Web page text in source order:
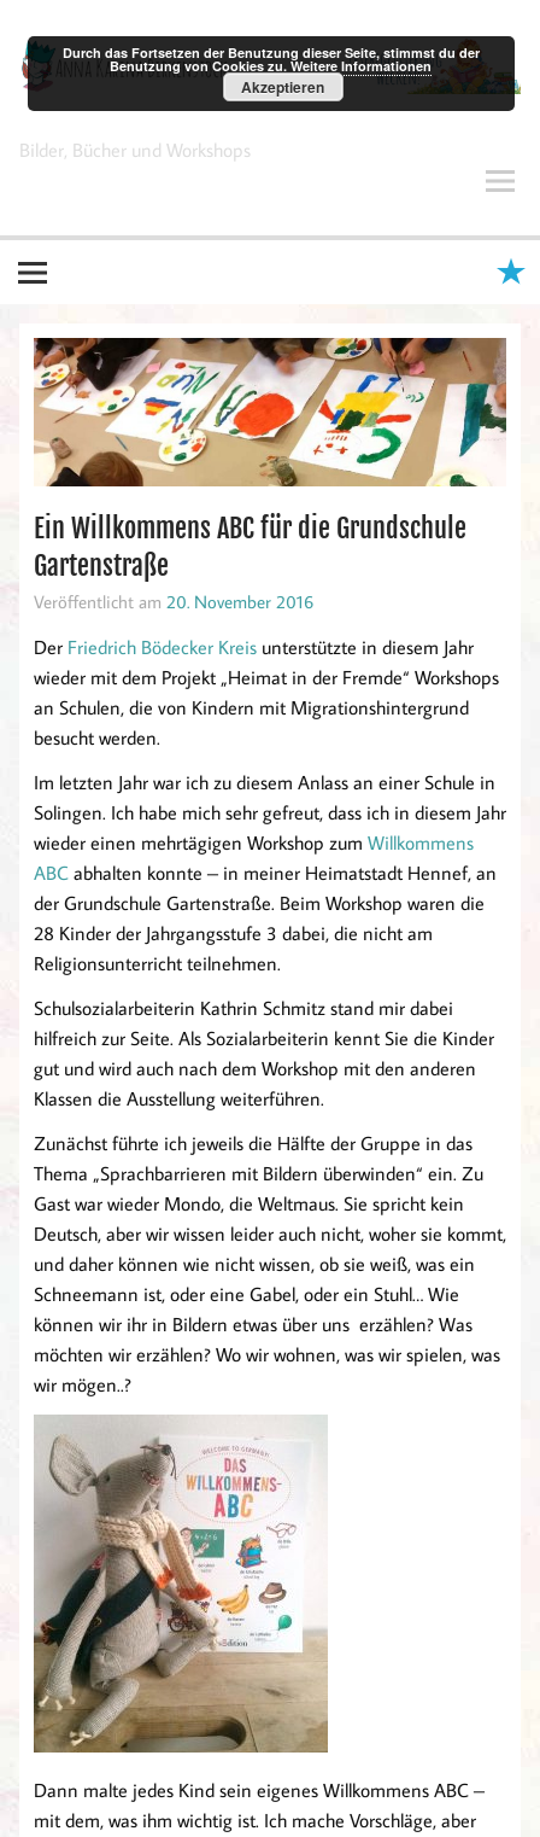
springen
Anna Karina Birkenstock
Bilder, Bücher und Workshops
Ein Willkommens ABC für die Grundschule
Gartenstraße
Veröffentlicht am 20. November 2016
Der Friedrich Bödecker Kreis unterstützte in diesem Jahr
wieder mit dem Projekt „Heimat in der Fremde“ Workshops
an Schulen, die von Kindern mit Migrationshintergrund
besucht werden.
Im letzten Jahr war ich zu diesem Anlass an einer Schule in
Solingen. Ich habe mich sehr gefreut, dass ich in diesem Jahr
wieder einen mehrtägigen Workshop zum Willkommens
ABC abhalten konnte – in meiner Heimatstadt Hennef, an
der Grundschule Gartenstraße. Beim Workshop waren die
28 Kinder der Jahrgangsstufe 3 dabei, die nicht am
Religionsunterricht teilnehmen.
Schulsozialarbeiterin Kathrin Schmitz stand mir dabei
hilfreich zur Seite. Als Sozialarbeiterin kennt Sie die Kinder
gut und wird auch nach dem Workshop mit den anderen
Klassen die Ausstellung weiterführen.
Zunächst führte ich jeweils die Hälfte der Gruppe in das
Thema „Sprachbarrieren mit Bildern überwinden“ ein. Zu
Gast war wieder Mondo, die Weltmaus. Sie spricht kein
Deutsch, aber wir wissen leider auch nicht, woher sie kommt,
und daher können wie nicht wissen, ob sie weiß, was ein
Schneemann ist, oder eine Gabel, oder ein Stuhl… Wie
können wir ihr in Bildern etwas über uns erzählen? Was
möchten wir erzählen? Wo wir wohnen, was wir spielen, was
wir mögen..?
Dann malte jedes Kind sein eigenes Willkommens ABC –
mit dem, was ihm wichtig ist. Ich mache Vorschläge, aber
Durch das Fortsetzen der Benutzung dieser Seite, stimmst du der
Benutzung von Cookies zu.Weitere Informationen
Akzeptieren